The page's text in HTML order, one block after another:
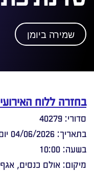
שמירה ביומן
בחזרה ללוח
סדורי: 40279
בתאריך: 04/06/2026 יום חמישי
בשעה: 10:00
מיקום: אולם כנסים,